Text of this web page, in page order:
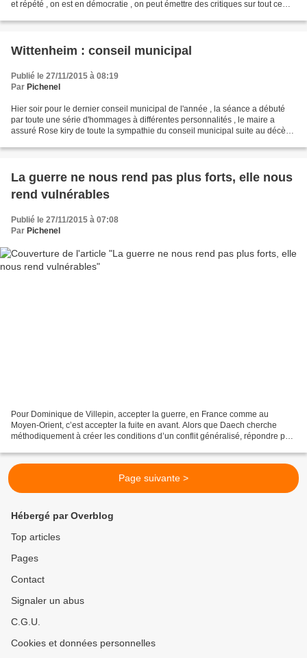
et répété , on est en démocratie , on peut émettre des critiques sur tout ce
Wittenheim : conseil municipal
Publié le 27/11/2015 à 08:19
Par Pichenel
Hier soir pour le dernier conseil municipal de l'année , la séance a débuté
par toute une série d'hommages à différentes personnalités , le maire a
assuré Rose kiry de toute la sympathie du conseil municipal suite au décès
La guerre ne nous rend pas plus forts, elle nous
rend vulnérables
Publié le 27/11/2015 à 07:08
Par Pichenel
Pour Dominique de Villepin, accepter la guerre, en France comme au
Moyen-Orient, c’est accepter la fuite en avant. Alors que Daech cherche
méthodiquement à créer les conditions d’un conflit généralisé, répondre par
Page suivante >
Hébergé par Overblog
Top articles
Pages
Contact
Signaler un abus
C.G.U.
Cookies et données personnelles